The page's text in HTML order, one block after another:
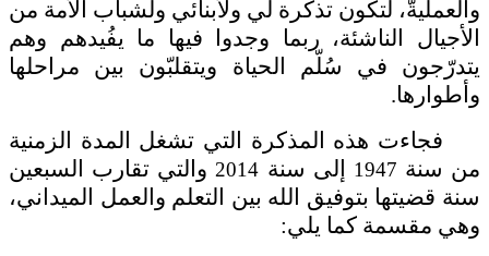
والعمليةّ، لتكون تذكرة لي ولأبنائي ولشباب الأمة من
الأجيال الناشئة، ربما وجدوا فيها ما يفُيدهم وهم
يتدرّجون في سُلّم الحياة ويتقلبّون بين مراحلها
وأطوارها.
فجاءت هذه المذكرة التي تشغل المدة الزمنية
من سنة 1947 إلى سنة 2014والتي تقارب السبعين
سنة قضيتها بتوفيق الله بين التعلم والعمل الميداني،
وهي مقسمة كما يلي: